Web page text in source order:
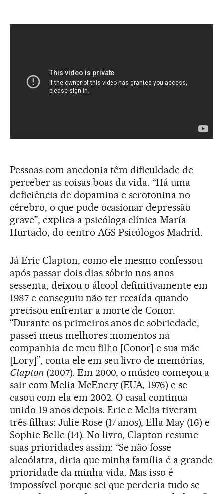
Pessoas com anedonia têm dificuldade de
perceber as coisas boas da vida. “Há uma
deficiência de dopamina e serotonina no
cérebro, o que pode ocasionar depressão
grave”, explica a psicóloga clínica María
Hurtado, do centro AGS Psicólogos Madrid.
Já Eric Clapton, como ele mesmo confessou
após passar dois dias sóbrio nos anos
sessenta, deixou o álcool definitivamente em
1987 e conseguiu não ter recaída quando
precisou enfrentar a morte de Conor.
“Durante os primeiros anos de sobriedade,
passei meus melhores momentos na
companhia de meu filho [Conor] e sua mãe
[Lory]”, conta ele em seu livro de memórias,
Clapton(2007). Em 2000, o músico começou a
sair com Melia McEnery (EUA, 1976) e se
casou com ela em 2002. O casal continua
unido 19 anos depois. Eric e Melia tiveram
três filhas: Julie Rose (17 anos), Ella May (16) e
Sophie Belle (14). No livro, Clapton resume
suas prioridades assim: “Se não fosse
alcoólatra, diria que minha família é a grande
prioridade da minha vida. Mas isso é
impossível porque sei que perderia tudo se